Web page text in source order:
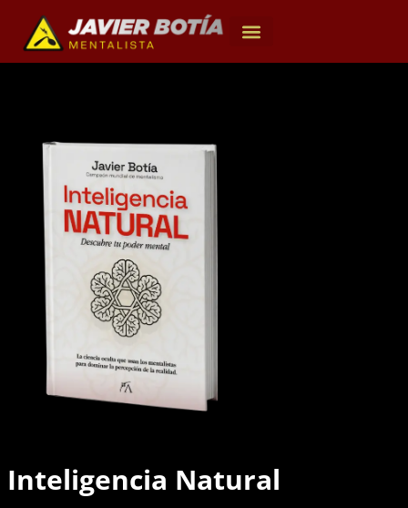
Inteligencia Natural